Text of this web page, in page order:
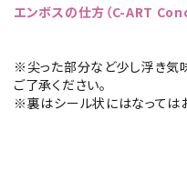
エンボスの仕方（C-ART
※尖った部分など少し浮き気
ご了承ください。
※裏はシール状にはなっては